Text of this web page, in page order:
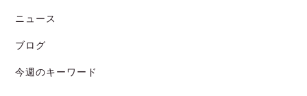
ニュース
ブログ
今週のキーワード